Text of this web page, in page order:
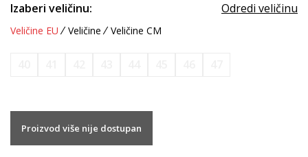
Izaberi veličinu: Odredi veličinu
Veličine EU Veličine Veličine CM
Proizvod više nije dostupan